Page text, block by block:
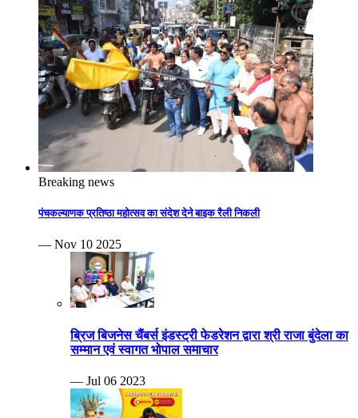
Breaking news
पंचकल्याणक प्रतिष्ठा महोत्सव का संदेश देने बाइक रैली निकली
— Nov 10 2025
ब्रिज बिजनेस चैंबर्स इंडस्ट्री फेडरेशन द्वारा श्री राजा बुंदेला का
सम्मान एवं स्वागत भोपाल समाचार
— Jul 06 2023